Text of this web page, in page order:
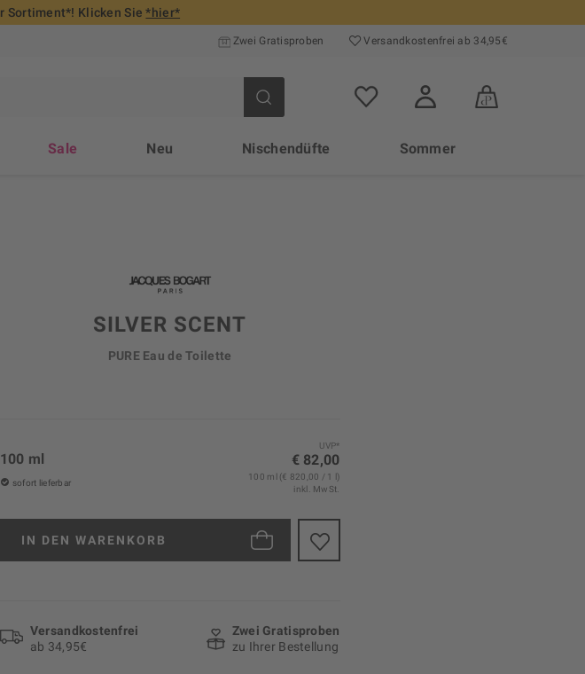
Sortiment*! Klicken Sie*hier*
Zwei Gratisproben Versand­kosten­frei ab 34,95€
Sale Neu Nischendüfte Sommer
SILVER SCENT
PURE Eau de Toilette
UVP*
€ 82,00
100 ml
sofort lieferbar
100 ml (€ 820,00 / 1 l)
inkl. MwSt.
IN DEN WARENKORB
Versand­kosten­frei
ab 34,95€
Zwei Gratisproben
zu Ihrer Bestellung